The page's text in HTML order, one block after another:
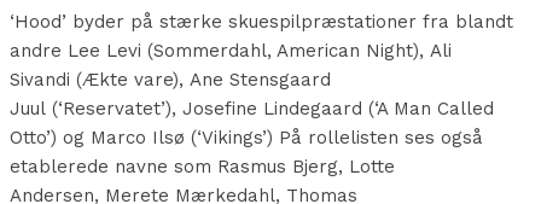
‘Hood’ byder på stærke skuespilpræstationer fra blandt
andre Lee Levi (Sommerdahl, American Night), Ali
Sivandi (Ækte vare), Ane Stensgaard
Juul (‘Reservatet’), Josefine Lindegaard (‘A Man Called
Otto’) og Marco Ilsø (‘Vikings’) På rollelisten ses også
etablerede navne som Rasmus Bjerg, Lotte
Andersen, Merete Mærkedahl, Thomas